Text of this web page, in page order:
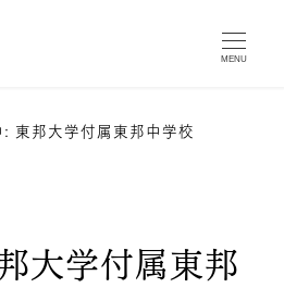
MENU
東邦大学付属東邦中学校
大学付属東邦